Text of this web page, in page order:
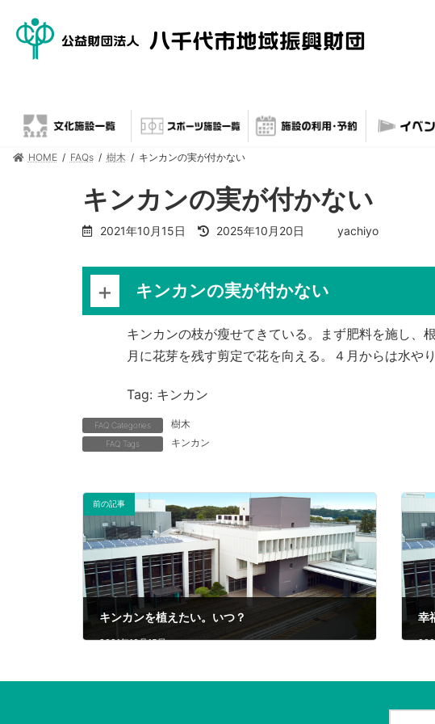
HOME FAQs 樹木 キンカンの実が付かない
キンカンの実が付かない
2021年10月15日 2025年10月20日 yachiyo
キンカンの実が付かない
キンカンの枝が瘦せてきている。まず肥料を施し、
月に花芽を残す剪定で花を向える。４月からは水やり
Tag: キンカン
FAQ Categories 樹木
FAQ Tags キンカン
前の記事
キンカンを植えたい。いつ？
2021年10月15日
幸